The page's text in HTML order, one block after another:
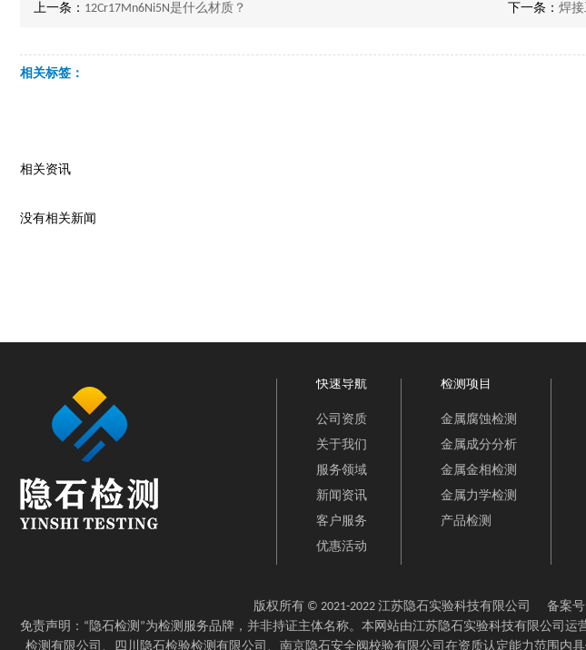
上一条： 12Cr17Mn6Ni5N是什么材质？ 下一条： 焊
相关标签：
相关资讯
没有相关新闻
快速导航
公司资质
关于我们
服务领域
新闻资讯
客户服务
优惠活动
检测项目
金属腐蚀检测
金属成分分析
金属金相检测
金属力学检测
产品检测
版权所有 © 2021-2022 江苏隐石实验科技有限公司 备案号
免责声明：“隐石检测”为检测服务品牌，并非持证主体名称。本网站由江苏隐石实验科技有限公司
检测有限公司、四川隐石检验检测有限公司、南京隐石安全阀校验有限公司在资质认定能力范围